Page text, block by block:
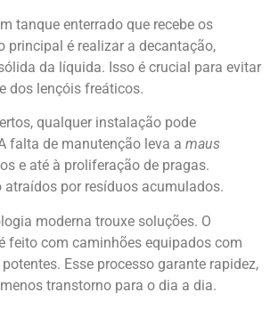
tanque enterrado que recebe os
principal é realizar a decantação,
da líquida. Isso é crucial para evitar
dos lençóis freáticos.
qualquer instalação pode
falta de manutenção leva a maus
e até à proliferação de pragas.
atraídos por resíduos acumulados.
moderna trouxe soluções. O
feito com caminhões equipados com
Esse processo garante rapidez,
transtorno para o dia a dia.